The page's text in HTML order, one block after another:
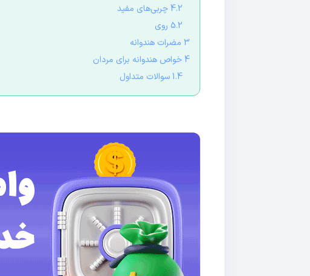
4.2 چربی‌های مفید
5.2 روی
3 مضرات هندوانه
4 خواص هندوانه برای مردان
1.4 سوالات متداول